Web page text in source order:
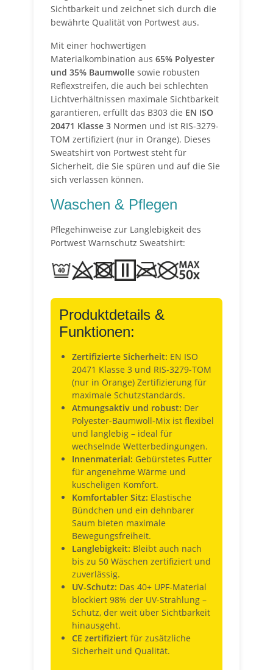
Sichtbarkeit und zeichnet sich durch die
bewährte Qualität von Portwest aus.
Mit einer hochwertigen
Materialkombination aus 65% Polyester
und 35% Baumwollesowie robusten
Reflexstreifen, die auch bei schlechten
Lichtverhältnissen maximale Sichtbarkeit
garantieren, erfüllt das B303 die EN ISO
20471 Klasse 3Normen und ist RIS-3279-
TOM zertifiziert (nur in Orange). Dieses
Sweatshirt von Portwest steht für
Sicherheit, die Sie spüren und auf die Sie
sich verlassen können.
Waschen & Pflegen
Pflegehinweise zur Langlebigkeit des
Portwest Warnschutz Sweatshirt:
Produktdetails &
Funktionen:
Zertifizierte Sicherheit: EN ISO
20471 Klasse 3 und RIS-3279-TOM
(nur in Orange) Zertifizierung für
maximale Schutzstandards.
Atmungsaktiv und robust: Der
Polyester-Baumwoll-Mix ist flexibel
und langlebig – ideal für
wechselnde Wetterbedingungen.
Innenmaterial: Gebürstetes Futter
für angenehme Wärme und
kuscheligen Komfort.
Komfortabler Sitz: Elastische
Bündchen und ein dehnbarer
Saum bieten maximale
Bewegungsfreiheit.
Langlebigkeit: Bleibt auch nach
bis zu 50 Wäschen zertifiziert und
zuverlässig.
UV-Schutz: Das 40+ UPF-Material
blockiert 98% der UV-Strahlung –
Schutz, der weit über Sichtbarkeit
hinausgeht.
CE zertifiziert für zusätzliche
Sicherheit und Qualität.